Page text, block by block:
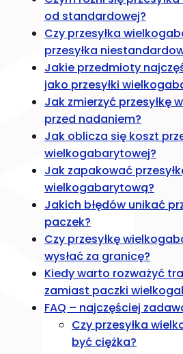
od standardowej?
Czy przesyłka
przesyłka
Jakie przedmioty
jako przesyłki
Jak zmierzyć przesyłkę
przed nadaniem?
Jak oblicza się koszt
wielkogabarytowej?
Jak zapakować
wielkogabarytową?
Jakich błędów unikać
paczek?
Czy przesyłkę
wysłać za granicę?
Kiedy warto rozważyć
zamiast paczki
FAQ – najczęściej
Czy przesyłka
być ciężka?